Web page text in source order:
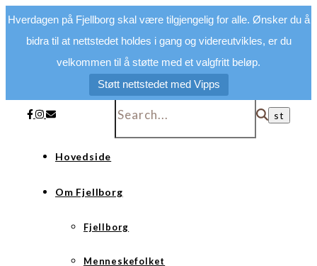
Hverdagen på Fjellborg skal være tilgjengelig for alle. Ønsker du å
bidra til at nettstedet holdes i gang og videreutvikles, er du
velkommen til å støtte med et valgfritt beløp.
Støtt nettstedet med Vipps
Hovedside
Om Fjellborg
Fjellborg
Menneskefolket